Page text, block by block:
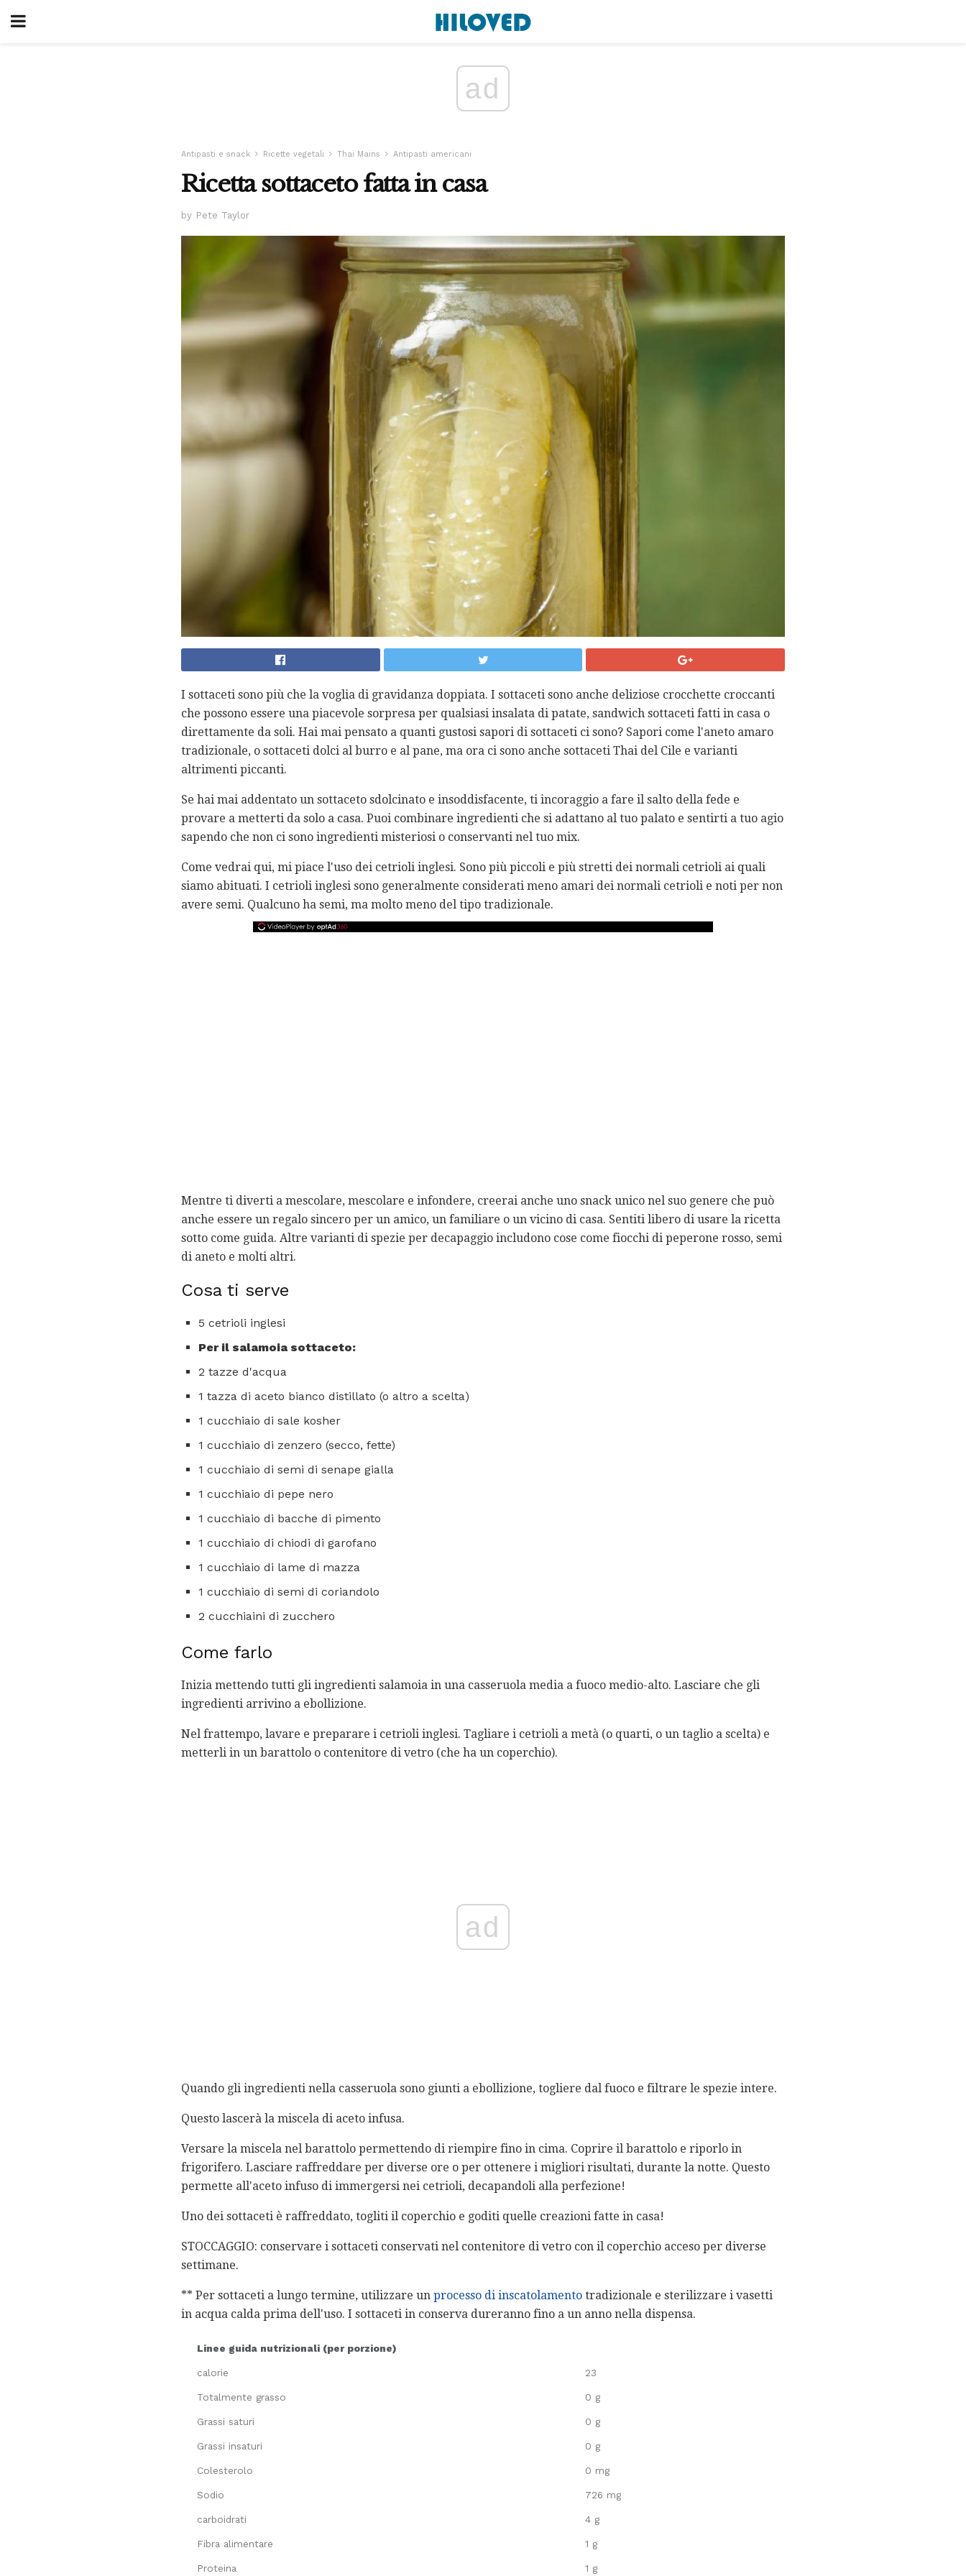
ad
Antipasti e snack Ricette vegetali Thai Mains Antipasti americani
Ricetta sottaceto fatta in casa
by Pete Taylor
I sottaceti sono più che la voglia di gravidanza doppiata. I sottaceti sono anche deliziose crocchette croccanti
che possono essere una piacevole sorpresa per qualsiasi insalata di patate, sandwich sottaceti fatti in casa o
direttamente da soli. Hai mai pensato a quanti gustosi sapori di sottaceti ci sono? Sapori come l'aneto amaro
tradizionale, o sottaceti dolci al burro e al pane, ma ora ci sono anche sottaceti Thai del Cile e varianti
altrimenti piccanti.
Se hai mai addentato un sottaceto sdolcinato e insoddisfacente, ti incoraggio a fare il salto della fede e
provare a metterti da solo a casa. Puoi combinare ingredienti che si adattano al tuo palato e sentirti a tuo agio
sapendo che non ci sono ingredienti misteriosi o conservanti nel tuo mix.
Come vedrai qui, mi piace l'uso dei cetrioli inglesi. Sono più piccoli e più stretti dei normali cetrioli ai quali
siamo abituati. I cetrioli inglesi sono generalmente considerati meno amari dei normali cetrioli e noti per non
avere semi. Qualcuno ha semi, ma molto meno del tipo tradizionale.
Mentre ti diverti a mescolare, mescolare e infondere, creerai anche uno snack unico nel suo genere che può
anche essere un regalo sincero per un amico, un familiare o un vicino di casa. Sentiti libero di usare la ricetta
sotto come guida. Altre varianti di spezie per decapaggio includono cose come fiocchi di peperone rosso, semi
di aneto e molti altri.
Cosa ti serve
5 cetrioli inglesi
Per il salamoia sottaceto:
2 tazze d'acqua
1 tazza di aceto bianco distillato (o altro a scelta)
1 cucchiaio di sale kosher
1 cucchiaio di zenzero (secco, fette)
1 cucchiaio di semi di senape gialla
1 cucchiaio di pepe nero
1 cucchiaio di bacche di pimento
1 cucchiaio di chiodi di garofano
1 cucchiaio di lame di mazza
1 cucchiaio di semi di coriandolo
2 cucchiaini di zucchero
Come farlo
Inizia mettendo tutti gli ingredienti salamoia in una casseruola media a fuoco medio-alto. Lasciare che gli
ingredienti arrivino a ebollizione.
Nel frattempo, lavare e preparare i cetrioli inglesi. Tagliare i cetrioli a metà (o quarti, o un taglio a scelta) e
metterli in un barattolo o contenitore di vetro (che ha un coperchio).
ad
Quando gli ingredienti nella casseruola sono giunti a ebollizione, togliere dal fuoco e filtrare le spezie intere.
Questo lascerà la miscela di aceto infusa.
Versare la miscela nel barattolo permettendo di riempire fino in cima. Coprire il barattolo e riporlo in
frigorifero. Lasciare raffreddare per diverse ore o per ottenere i migliori risultati, durante la notte. Questo
permette all'aceto infuso di immergersi nei cetrioli, decapandoli alla perfezione!
Uno dei sottaceti è raffreddato, togliti il ​​coperchio e goditi quelle creazioni fatte in casa!
STOCCAGGIO: conservare i sottaceti conservati nel contenitore di vetro con il coperchio acceso per diverse
settimane.
** Per sottaceti a lungo termine, utilizzare un processo di inscatolamento tradizionale e sterilizzare i vasetti
in acqua calda prima dell'uso. I sottaceti in conserva dureranno fino a un anno nella dispensa.
Linee guida nutrizionali (per porzione)
calorie 23
Totalmente grasso 0 g
Grassi saturi 0 g
Grassi insaturi 0 g
Colesterolo 0 mg
Sodio 726 mg
carboidrati 4 g
Fibra alimentare 1 g
Proteina 1 g